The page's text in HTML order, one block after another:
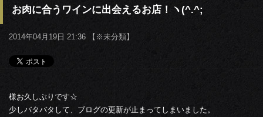
お肉に合うワインに出会えるお店！ヽ(^.^;
2014年04月19日 21:36 【 ※未分類】
様お久しぶりです☆
少しバタバタして、ブログの更新が止まってしまいました。